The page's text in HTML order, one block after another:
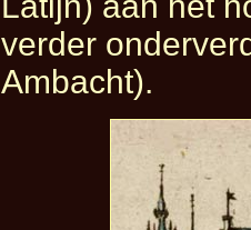
verder
Ambacht).